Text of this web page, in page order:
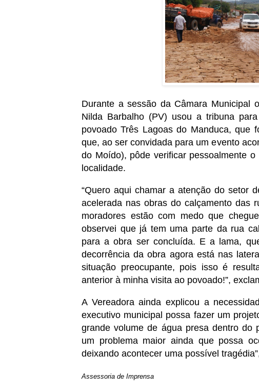
Durante a sessão da Câmara Municipal
Nilda Barbalho (PV) usou a tribuna
povoado Três Lagoas do Manduca, que
que, ao ser convidada para um evento
do Moído), pôde verificar pessoalmente
localidade.
“Quero aqui chamar a atenção do setor
acelerada nas obras do calçamento das
moradores estão com medo que
observei que já tem uma parte da rua
para a obra ser concluída. E a lama,
decorrência da obra agora está nas
situação preocupante, pois isso é
anterior à minha visita ao povoado!”,
A Vereadora ainda explicou a
executivo municipal possa fazer um
grande volume de água presa dentro do
um problema maior ainda que possa
deixando acontecer uma possível
Assessoria de Imprensa